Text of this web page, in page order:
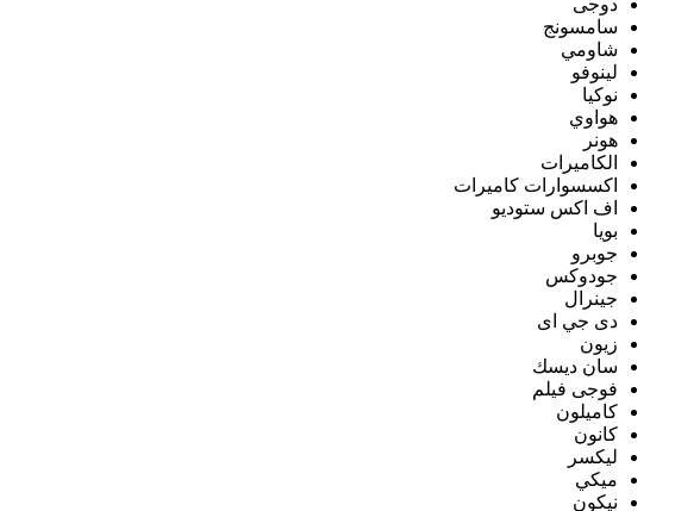
دوجى
سامسونج
شاومي
لينوفو
نوكيا
هواوي
هونر
الكاميرات
اكسسوارات كاميرات
اف اكس ستوديو
بويا
جوبرو
جودوكس
جينرال
دى جي اى
زيون
سان ديسك
فوجى فيلم
كاميلون
كانون
ليكسر
ميكي
نيكون